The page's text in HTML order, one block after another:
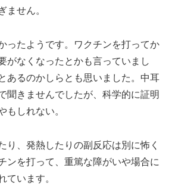
ません。
ったようです。ワクチンを打ってか
がなくなったとかも言っていまし
あるのかしらとも思いました。中耳
聞きませんでしたが、科学的に証明
もしれない。
り、発熱したりの副反応は別に怖く
ンを打って、重篤な障がいや場合に
ています。